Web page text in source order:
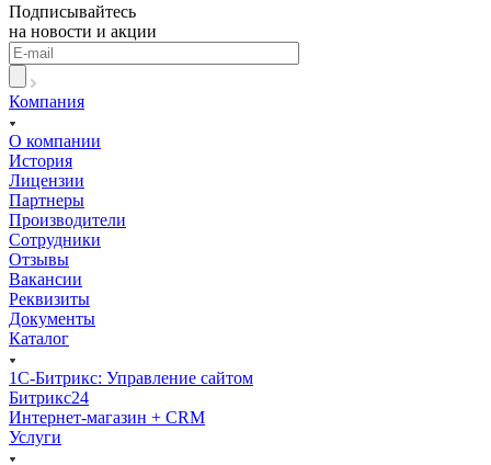
Подписывайтесь
на новости и акции
Компания
О компании
История
Лицензии
Партнеры
Производители
Сотрудники
Отзывы
Вакансии
Реквизиты
Документы
Каталог
1С-Битрикс: Управление сайтом
Битрикс24
Интернет-магазин + CRM
Услуги